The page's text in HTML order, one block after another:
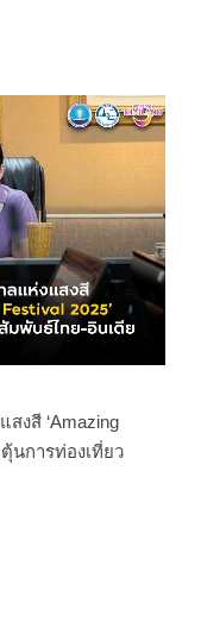
งสี ‘Amazing
ตุ้นการท่องเที่ยว